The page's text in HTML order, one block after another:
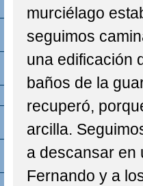
murciélago
seguimos
una edificación
baños de la
recuperó,
arcilla.
a descansar en
Fernando y a